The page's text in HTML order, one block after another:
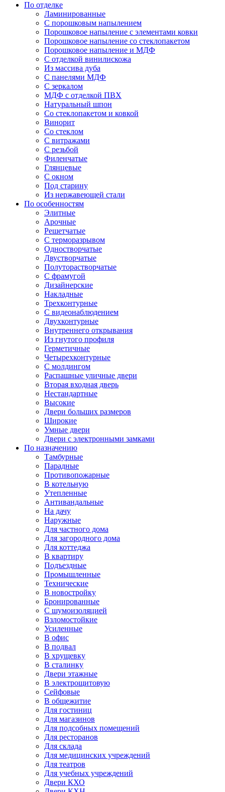
По отделке
Ламинированные
С порошковым напылением
Порошковое напыление с элементами ковки
Порошковое напыление со стеклопакетом
Порошковое напыление и МДФ
С отделкой винилискожа
Из массива дуба
С панелями МДФ
С зеркалом
МДФ с отделкой ПВХ
Натуральный шпон
Со стеклопакетом и ковкой
Винорит
Со стеклом
С витражами
С резьбой
Филенчатые
Глянцевые
С окном
Под старину
Из нержавеющей стали
По особенностям
Элитные
Арочные
Решетчатые
С терморазрывом
Одностворчатые
Двустворчатые
Полуторастворчатые
С фрамугой
Дизайнерские
Накладные
Трехконтурные
С видеонаблюдением
Двухконтурные
Внутреннего открывания
Из гнутого профиля
Герметичные
Четырехконтурные
С молдингом
Распашные уличные двери
Вторая входная дверь
Нестандартные
Высокие
Двери больших размеров
Широкие
Умные двери
Двери с электронными замками
По назначению
Тамбурные
Парадные
Противопожарные
В котельную
Утепленные
Антивандальные
На дачу
Наружные
Для частного дома
Для загородного дома
Для коттеджа
В квартиру
Подъездные
Промышленные
Технические
В новостройку
Бронированные
С шумоизоляцией
Взломостойкие
Усиленные
В офис
В подвал
В хрущевку
В сталинку
Двери этажные
В электрощитовую
Сейфовые
В общежитие
Для гостиниц
Для магазинов
Для подсобных помещений
Для ресторанов
Для склада
Для медицинских учреждений
Для театров
Для учебных учреждений
Двери КХО